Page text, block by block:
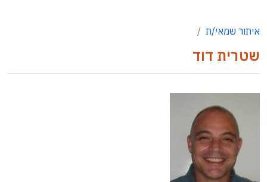
איתור שמאי/ת
שטרית דוד